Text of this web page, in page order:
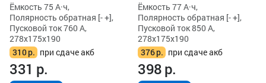
Ёмкость 75 А·ч,
Полярность обратная [- +],
Пусковой ток 760 А,
278x175x190
310р. при сдаче акб
331 р.
Ёмкость 77 А·ч,
Полярность обратная [- +],
Пусковой ток 850 А,
278x175x190
376р. при сдаче акб
398р.